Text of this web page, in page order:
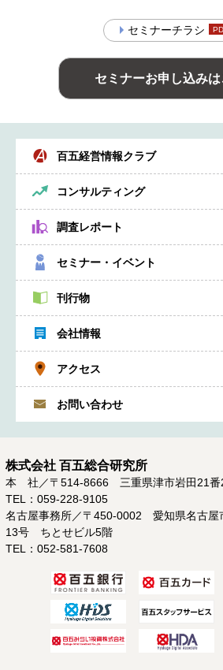
セミナーチラシ
セミナーお申し込みは
百五経営情報クラブ
コンサルティング
調査レポート
セミナー・イベント
刊行物
会社情報
アクセス
お問い合わせ
株式会社 百五総合研究所
本 社／〒514-8666 三重県津市岩田21番
TEL：059-228-9105
名古屋事務所／〒450-0002 愛知県名古屋
13号 ちとせビル5階
TEL：052-581-7608